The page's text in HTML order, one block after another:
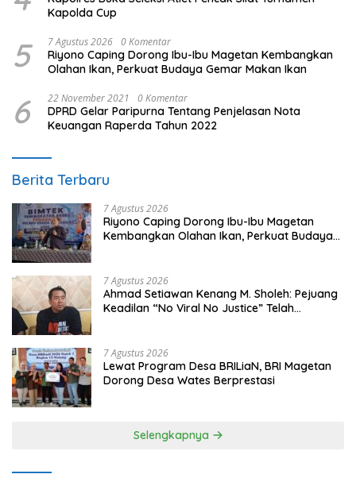
Kapolda Cup
5 7 Agustus 2026 0 Komentar
Riyono Caping Dorong Ibu-Ibu Magetan Kembangkan
Olahan Ikan, Perkuat Budaya Gemar Makan Ikan
6 22 November 2021 0 Komentar
DPRD Gelar Paripurna Tentang Penjelasan Nota
Keuangan Raperda Tahun 2022
Berita Terbaru
7 Agustus 2026
Riyono Caping Dorong Ibu-Ibu Magetan
Kembangkan Olahan Ikan, Perkuat Budaya
7 Agustus 2026
Ahmad Setiawan Kenang M. Sholeh: Pejuang
Keadilan “No Viral No Justice” Telah
7 Agustus 2026
Lewat Program Desa BRILiaN, BRI Magetan
Dorong Desa Wates Berprestasi
Selengkapnya